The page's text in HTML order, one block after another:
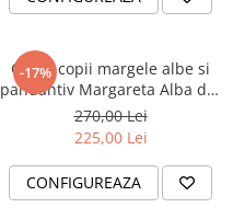
-17%
Colier copii margele albe si
pandantiv Margareta Alba din
Argint 925
270,00 Lei
225,00 Lei
CONFIGUREAZA